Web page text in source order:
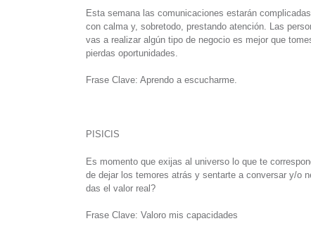
Esta semana las comunicaciones estarán
con calma y, sobretodo, prestando atención. Las
vas a realizar algún tipo de negocio es mejor que
pierdas oportunidades.
Frase Clave: Aprendo a escucharme.
PISICIS
Es momento que exijas al universo lo que te
de dejar los temores atrás y sentarte a conversar y/o
das el valor real?
Frase Clave: Valoro mis capacidades